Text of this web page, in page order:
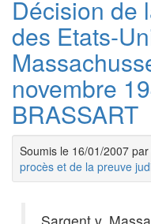
Décision de
des Etats-
novembre
BRASSART
Soumis le 16/01/2007
procès et de la preuve